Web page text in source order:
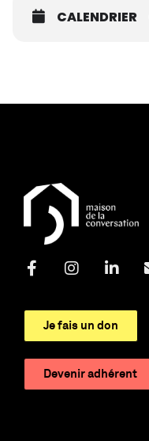
CALENDRIER
Je fais un don
Devenir adhérent